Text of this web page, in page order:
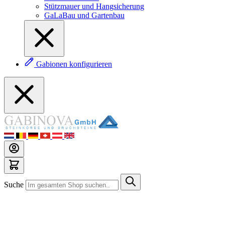
Stützmauer und Hangsicherung
GaLaBau und Gartenbau
Gabionen konfigurieren
Suche